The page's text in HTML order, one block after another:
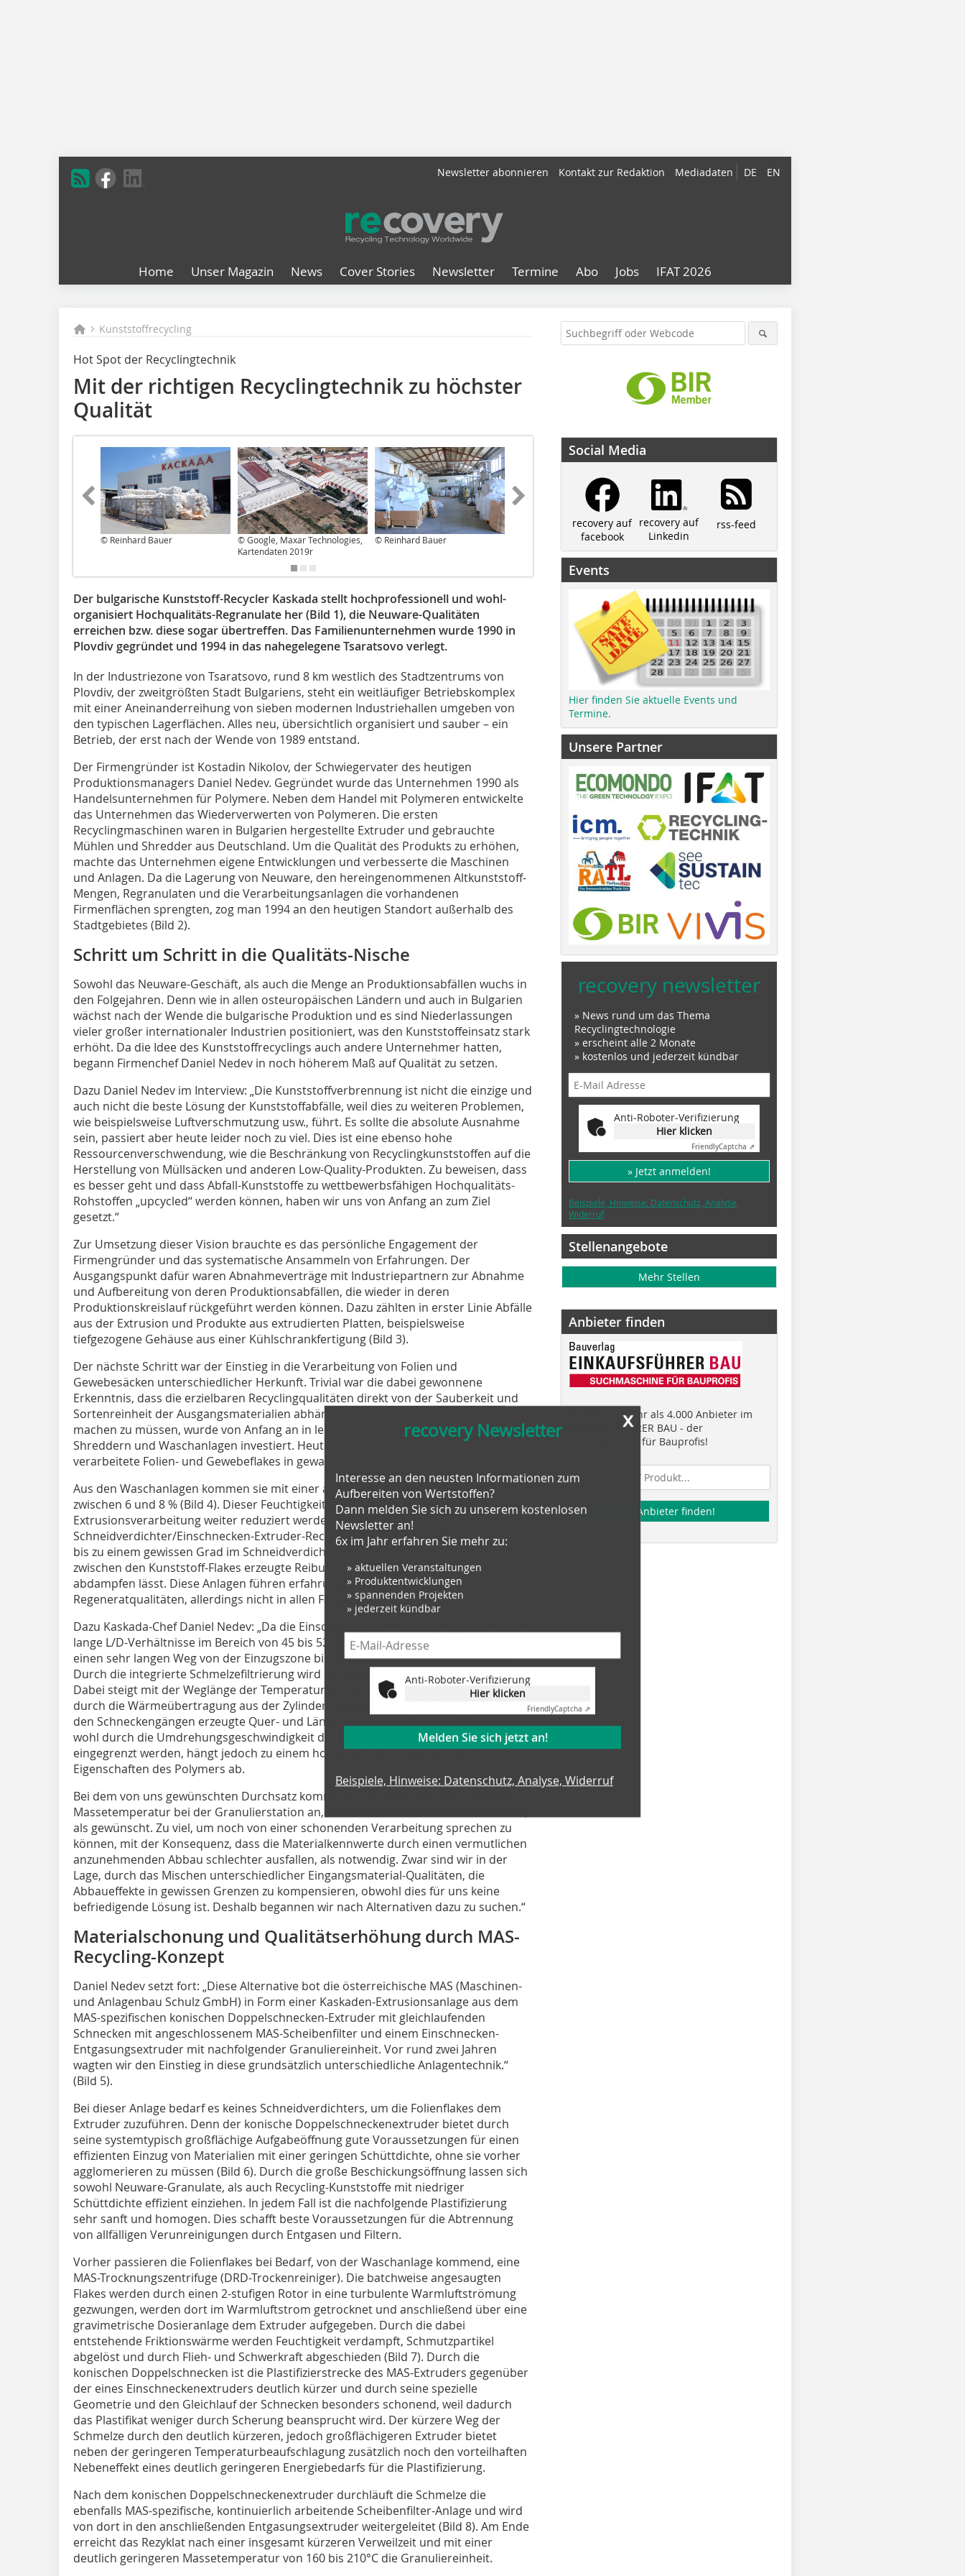
DE EN
Newsletter abonnieren Kontakt zur Redaktion Mediadaten
Home Unser Magazin News Cover Stories Newsletter Termine Abo Jobs IFAT 2026
Kunststoffrecycling
Hot Spot der Recyclingtechnik
Mit der richtigen Recyclingtechnik zu höchster
Qualität
© Reinhard Bauer
© Google, Maxar Technologies,
Kartendaten 2019r
© Reinhard Bauer © Reinhard Bauer © Reinhard Bauer
Der bulgarische Kunststoff-Recycler Kaskada stellt hochprofessionell und wohl-
organisiert Hochqualitäts-Regranulate her (Bild 1), die Neuware-Qualitäten
erreichen bzw. diese sogar übertreffen. Das Familienunternehmen wurde 1990 in
Plovdiv gegründet und 1994 in das nahegelegene Tsaratsovo verlegt.
In der Industriezone von Tsaratsovo, rund 8 km westlich des Stadtzentrums von
Plovdiv, der zweitgrößten Stadt Bulgariens, steht ein weitläufiger Betriebskomplex
mit einer Aneinanderreihung von sieben modernen Industriehallen umgeben von
den typischen Lagerflächen. Alles neu, übersichtlich organisiert und sauber – ein
Betrieb, der erst nach der Wende von 1989 entstand.
Der Firmengründer ist Kostadin Nikolov, der Schwiegervater des heutigen
Produktionsmanagers Daniel Nedev. Gegründet wurde das Unternehmen 1990 als
Handelsunternehmen für Polymere. Neben dem Handel mit Polymeren entwickelte
das Unternehmen das Wiederverwerten von Polymeren. Die ersten
Recyclingmaschinen waren in Bulgarien hergestellte Extruder und gebrauchte
Mühlen und Shredder aus Deutschland. Um die Qualität des Produkts zu erhöhen,
machte das Unternehmen eigene Entwicklungen und verbesserte die Maschinen
und Anlagen. Da die Lagerung von Neuware, den hereingenommenen Altkunststoff-
Mengen, Regranulaten und die Verarbeitungsanlagen die vorhandenen
Firmenflächen sprengten, zog man 1994 an den heutigen Standort außerhalb des
Stadtgebietes (Bild 2).
Schritt um Schritt in die Qualitäts-Nische
Sowohl das Neuware-Geschäft, als auch die Menge an Produktionsabfällen wuchs in
den Folgejahren. Denn wie in allen osteuropäischen Ländern und auch in Bulgarien
wächst nach der Wende die bulgarische Produktion und es sind Niederlassungen
vieler großer internationaler Industrien positioniert, was den Kunststoffeinsatz stark
erhöht. Da die Idee des Kunststoffrecyclings auch andere Unternehmer hatten,
begann Firmenchef Daniel Nedev in noch höherem Maß auf Qualität zu setzen.
Dazu Daniel Nedev im Interview: „Die Kunststoffverbrennung ist nicht die einzige und
auch nicht die beste Lösung der Kunststoffabfälle, weil dies zu weiteren Problemen,
wie beispielsweise Luftverschmutzung usw., führt. Es sollte die absolute Ausnahme
sein, passiert aber heute leider noch zu viel. Dies ist eine ebenso hohe
Ressourcenverschwendung, wie die Beschränkung von Recyclingkunststoffen auf die
Herstellung von Müllsäcken und anderen Low-Quality-Produkten. Zu beweisen, dass
es besser geht und dass Abfall-Kunststoffe zu wettbewerbsfähigen Hochqualitäts-
Rohstoffen „upcycled“ werden können, haben wir uns von Anfang an zum Ziel
gesetzt.“
Zur Umsetzung dieser Vision brauchte es das persönliche Engagement der
Firmengründer und das systematische Ansammeln von Erfahrungen. Der
Ausgangspunkt dafür waren Abnahmeverträge mit Industriepartnern zur Abnahme
und Aufbereitung von deren Produktionsabfällen, die wieder in deren
Produktionskreislauf rückgeführt werden können. Dazu zählten in erster Linie Abfälle
aus der Extrusion und Produkte aus extrudierten Platten, beispielsweise
tiefgezogene Gehäuse aus einer Kühlschrankfertigung (Bild 3).
Der nächste Schritt war der Einstieg in die Verarbeitung von Folien und
Gewebesäcken unterschiedlicher Herkunft. Trivial war die dabei gewonnene
Erkenntnis, dass die erzielbaren Recyclingqualitäten direkt von der Sauberkeit und
Sortenreinheit der Ausgangsmaterialien abhängig sind. Um hier keine Abstriche
machen zu müssen, wurde von Anfang an in leistungsfähige Kombinationen aus
Shreddern und Waschanlagen investiert. Heute werden sämtliche bei Kaskada
verarbeitete Folien- und Gewebeflakes in gewaschenem Zustand weiterverarbeitet.
Aus den Waschanlagen kommen sie mit einer anhaftenden Restfeuchtigkeit
zwischen 6 und 8 % (Bild 4). Dieser Feuchtigkeitsgehalt muss vor der eigentlichen
Extrusionsverarbeitung weiter reduziert werden. Wenn eine
Schneidverdichter/Einschnecken-Extruder-Recyclinganlage eingesetzt wird, ist dies
bis zu einem gewissen Grad im Schneidverdichter möglich. Und zwar durch die dort
zwischen den Kunststoff-Flakes erzeugte Reibungswärme, die die Feuchtigkeit
abdampfen lässt. Diese Anlagen führen erfahrungsgemäß zu guten
Regeneratqualitäten, allerdings nicht in allen Fällen.
Dazu Kaskada-Chef Daniel Nedev: „Da die Einschnecken-Extrusionsanlagen über sehr
lange L/D-Verhältnisse im Bereich von 45 bis 52:1 verfügen, muss das Regenerat
einen sehr langen Weg von der Einzugszone bis zur Granulierstation zurücklegen.
Durch die integrierte Schmelzefiltrierung wird dieser Weg zusätzlich verlängert.
Dabei steigt mit der Weglänge der Temperatureintrag in die Schmelze. Einerseits
durch die Wärmeübertragung aus der Zylinderheizung, andererseits durch die in
den Schneckengängen erzeugte Quer- und Längsströmung Reibung. Letztere kann
wohl durch die Umdrehungsgeschwindigkeit der Schnecke beeinflusst d.h.
eingegrenzt werden, hängt jedoch zu einem hohen Anteil von den spezifischen
Eigenschaften des Polymers ab.
Bei dem von uns gewünschten Durchsatz kommt die Schmelze mit einer erhöhten
Massetemperatur bei der Granulierstation an, und zwar mit rund 40 bis 60°C höher,
als gewünscht. Zu viel, um noch von einer schonenden Verarbeitung sprechen zu
können, mit der Konsequenz, dass die Materialkennwerte durch einen vermutlichen
anzunehmenden Abbau schlechter ausfallen, als notwendig. Zwar sind wir in der
Lage, durch das Mischen unterschiedlicher Eingangsmaterial-Qualitäten, die
Abbaueffekte in gewissen Grenzen zu kompensieren, obwohl dies für uns keine
befriedigende Lösung ist. Deshalb begannen wir nach Alternativen dazu zu suchen.“
Materialschonung und Qualitätserhöhung durch MAS-
Recycling-Konzept
Daniel Nedev setzt fort: „Diese Alternative bot die österreichische MAS (Maschinen-
und Anlagenbau Schulz GmbH) in Form einer Kaskaden-Extrusionsanlage aus dem
MAS-spezifischen konischen Doppelschnecken-Extruder mit gleichlaufenden
Schnecken mit angeschlossenem MAS-Scheibenfilter und einem Einschnecken-
Entgasungsextruder mit nachfolgender Granuliereinheit. Vor rund zwei Jahren
wagten wir den Einstieg in diese grundsätzlich unterschiedliche Anlagentechnik.“
(Bild 5).
Bei dieser Anlage bedarf es keines Schneidverdichters, um die Folienflakes dem
Extruder zuzuführen. Denn der konische Doppelschneckenextruder bietet durch
seine systemtypisch großflächige Aufgabeöffnung gute Voraussetzungen für einen
effizienten Einzug von Materialien mit einer geringen Schüttdichte, ohne sie vorher
agglomerieren zu müssen (Bild 6). Durch die große Beschickungsöffnung lassen sich
sowohl Neuware-Granulate, als auch Recycling-Kunststoffe mit niedriger
Schüttdichte effizient einziehen. In jedem Fall ist die nachfolgende Plastifizierung
sehr sanft und homogen. Dies schafft beste Voraussetzungen für die Abtrennung
von allfälligen Verunreinigungen durch Entgasen und Filtern.
Vorher passieren die Folienflakes bei Bedarf, von der Waschanlage kommend, eine
MAS-Trocknungszentrifuge (DRD-Trockenreiniger). Die batchweise angesaugten
Flakes werden durch einen 2-stufigen Rotor in eine turbulente Warmluftströmung
gezwungen, werden dort im Warmluftstrom getrocknet und anschließend über eine
gravimetrische Dosieranlage dem Extruder aufgegeben. Durch die dabei
entstehende Friktionswärme werden Feuchtigkeit verdampft, Schmutzpartikel
abgelöst und durch Flieh- und Schwerkraft abgeschieden (Bild 7). Durch die
konischen Doppelschnecken ist die Plastifizierstrecke des MAS-Extruders gegenüber
der eines Einschneckenextruders deutlich kürzer und durch seine spezielle
Geometrie und den Gleichlauf der Schnecken besonders schonend, weil dadurch
das Plastifikat weniger durch Scherung beansprucht wird. Der kürzere Weg der
Schmelze durch den deutlich kürzeren, jedoch großflächigeren Extruder bietet
neben der geringeren Temperaturbeaufschlagung zusätzlich noch den vorteilhaften
Nebeneffekt eines deutlich geringeren Energiebedarfs für die Plastifizierung.
Nach dem konischen Doppelschneckenextruder durchläuft die Schmelze die
ebenfalls MAS-spezifische, kontinuierlich arbeitende Scheibenfilter-Anlage und wird
von dort in den anschließenden Entgasungsextruder weitergeleitet (Bild 8). Am Ende
erreicht das Rezyklat nach einer insgesamt kürzeren Verweilzeit und mit einer
deutlich geringeren Massetemperatur von 160 bis 210°C die Granuliereinheit.
x
recovery Newsletter
Interesse an den neusten Informationen zum
Aufbereiten von Wertstoffen?
Dann melden Sie sich zu unserem kostenlosen
Newsletter an!
6x im Jahr erfahren Sie mehr zu:
» aktuellen Veranstaltungen
» Produktentwicklungen
» spannenden Projekten
» jederzeit kündbar
Anti-Roboter-Verifizierung
Hier klicken
FriendlyCaptcha ⇗
Melden Sie sich jetzt an!
Beispiele, Hinweise: Datenschutz, Analyse, Widerruf
Social Media
recovery auf
facebook
recovery auf
Linkedin
rss-feed
Events
Hier finden Sie aktuelle Events und
Termine.
Unsere Partner
recovery newsletter
» News rund um das Thema
Recyclingtechnologie
» erscheint alle 2 Monate
» kostenlos und jederzeit kündbar
Anti-Roboter-Verifizierung
Hier klicken
FriendlyCaptcha ⇗
» Jetzt anmelden!
Beispiele, Hinweise: Datenschutz, Analyse,
Widerruf
Stellenangebote
Mehr Stellen
Anbieter finden
Finden Sie mehr als 4.000 Anbieter im
EINKAUFSFÜHRER BAU - der
Suchmaschine für Bauprofis!
Anbieter finden!